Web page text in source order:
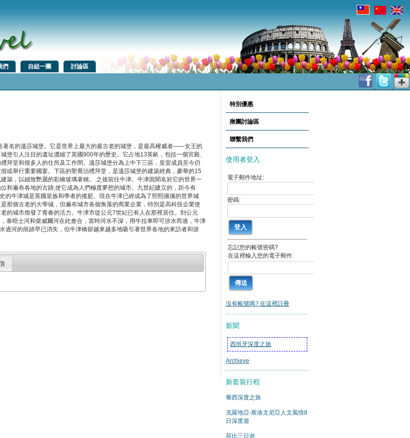
們 自組一團 討論區
著名的溫莎城堡。它是世界上最大的最古老的城堡，是最高權威者——女王的
堡引人注目的遺址濃縮了英國900年的歷史。它占地13英畝，包括一個宮殿、
拜堂和很多人的住所及工作間。溫莎城堡分為上中下三區，皇室成員至今仍
或舉行重要國宴。下區的聖喬治禮拜堂，是溫莎城堡的建築經典，豪華的15
築，以細致艷麗的彩繪玻璃著稱。 之後前往牛津。牛津因聞名於它的世界一
和遍布各地的古跡,使它成為人們極度夢想的城市。九世紀建立的，距今有
的牛津城是英國皇族和學者的搖籃。現在牛津已經成為了熙熙攘攘的世界城
那個古老的大學城，但遍布城市各個角落的商業企業，特別是高科技企業使
的城市煥發了青春的活力。牛津市從公元7世紀已有人在那裡居住。到公元
泰晤士河和柴威爾河在此會合，當時河水不深，用牛拉車即可涉水而過，牛津
過河的痕跡早已消失，但牛津橋卻越來越多地吸引著世界各地的來訪者和游
特別優惠
揪團討論區
聯繫我們
使用者登入
電子郵件地址:
密碼:
忘記您的帳號密碼?
在這裡輸入您的電子郵件.
沒有帳號嗎? 在這裡註冊
新聞
西班牙深度之旅
Archieve
新套裝行程
葡西深度之旅
克羅地亞-斯洛文尼亞人文風情8
日深度遊
荷比三日遊